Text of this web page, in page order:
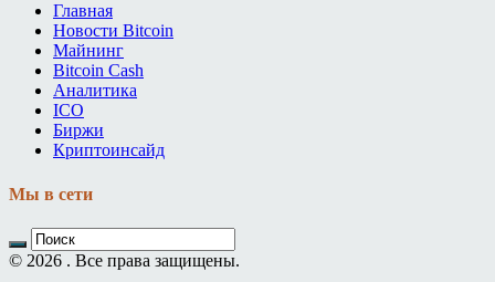
Главная
Новости Bitcoin
Майнинг
Bitcoin Cash
Аналитика
ICO
Биржи
Криптоинсайд
Мы в сети
© 2026 . Все права защищены.